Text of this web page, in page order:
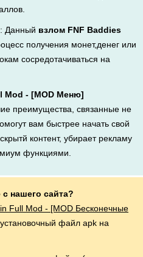
Данный взлом FNF Baddies
получения монет,денег или
сосредотачиваться на
Mod - [MOD Меню]
преимущества, связанные не
вам быстрее начать свой
контент, убирает рекламу
функциями.
нашего сайта?
Full Mod - [MOD Бесконечные
установочный файл apk на